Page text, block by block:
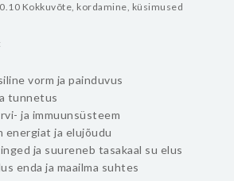
Kokkuvõte, kordamine, küsimused
vorm ja painduvus
tunnetus
ja immuunsüsteem
energiat ja elujõudu
ja suureneb tasakaal su elus
enda ja maailma suhtes